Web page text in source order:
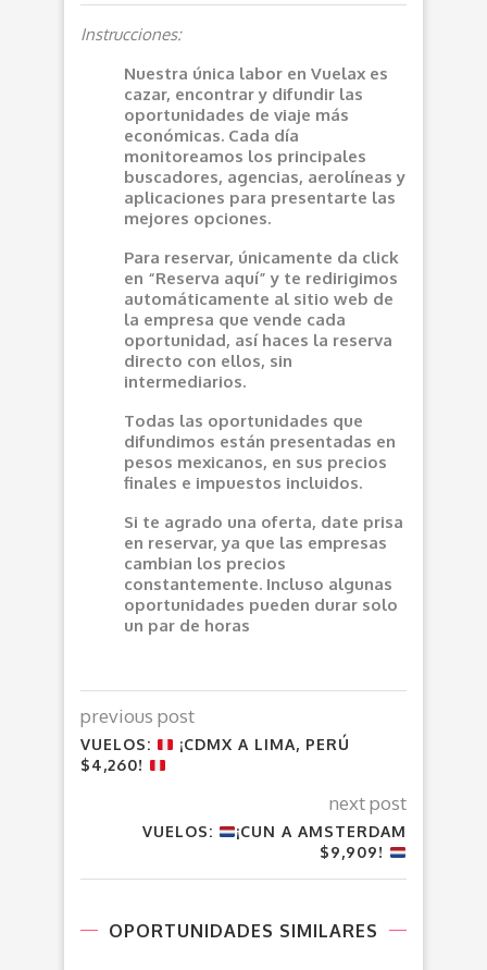
Instrucciones:
Nuestra única labor en Vuelax es
cazar, encontrar y difundir las
oportunidades de viaje más
económicas. Cada día
monitoreamos los principales
buscadores, agencias, aerolíneas y
aplicaciones para presentarte las
mejores opciones.
Para reservar, únicamente da click
en “Reserva aquí” y te redirigimos
automáticamente al sitio web de
la empresa que vende cada
oportunidad, así haces la reserva
directo con ellos, sin
intermediarios.
Todas las oportunidades que
difundimos están presentadas en
pesos mexicanos, en sus precios
finales e impuestos incluidos.
Si te agrado una oferta, date prisa
en reservar, ya que las empresas
cambian los precios
constantemente. Incluso algunas
oportunidades pueden durar solo
un par de horas
previous post
VUELOS:
¡CDMX A LIMA, PERÚ
$4,260!
next post
VUELOS:
¡CUN A AMSTERDAM
$9,909!
OPORTUNIDADES SIMILARES